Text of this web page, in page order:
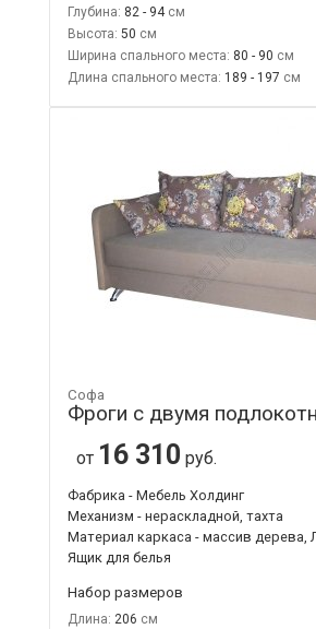
Глубина: 82 - 94
Высота: 50
Ширина спального места: 80 - 90
Длина спального места: 189 - 197
Софа
Фроги с двумя
от 16 310 руб.
Фабрика - Мебель Холдинг
Механизм - нераскладной, тахта
Материал каркаса - массив
Ящик для белья
Набор размеров
Длина: 206